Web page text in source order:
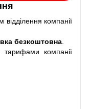
компанії
безкоштовна
компанії